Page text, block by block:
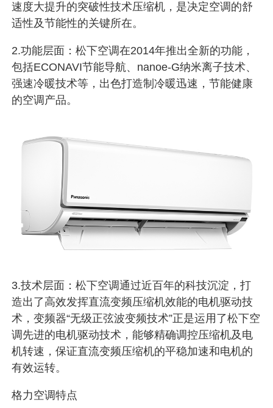
速度大提升的突破性技术压缩机，是决定空调的舒
适性及节能性的关键所在。
2.功能层面：松下空调在2014年推出全新的功能，
包括ECONAVI节能导航、nanoe-G纳米离子技术、
强速冷暖技术等，出色打造制冷暖迅速，节能健康
的空调产品。
3.技术层面：松下空调通过近百年的科技沉淀，打
造出了高效发挥直流变频压缩机效能的电机驱动技
术，变频器“无级正弦波变频技术”正是运用了松下空
调先进的电机驱动技术，能够精确调控压缩机及电
机转速，保证直流变频压缩机的平稳加速和电机的
有效运转。
格力空调特点